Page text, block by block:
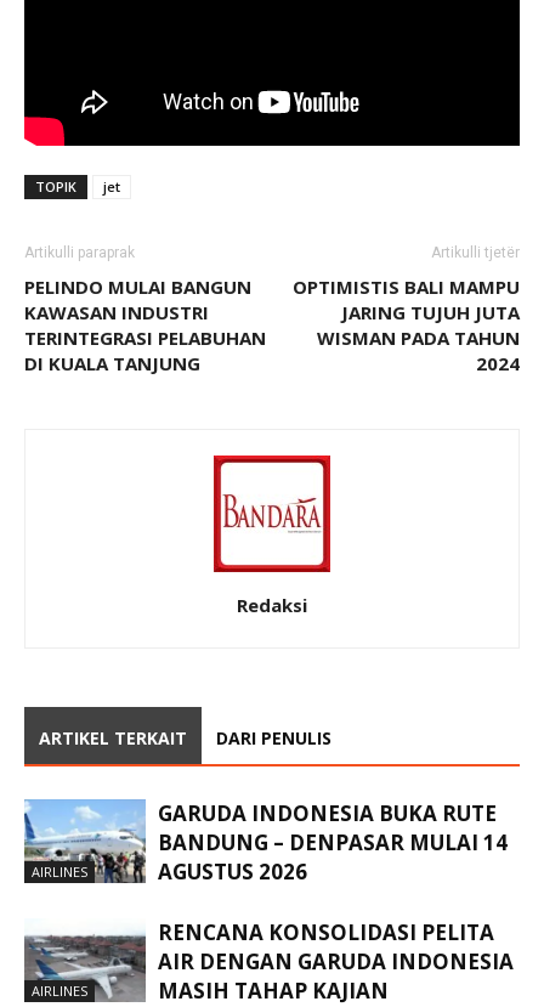
TOPIK jet
Artikulli paraprak
PELINDO MULAI BANGUN
KAWASAN INDUSTRI
TERINTEGRASI PELABUHAN
DI KUALA TANJUNG
Artikulli tjetër
OPTIMISTIS BALI MAMPU
JARING TUJUH JUTA
WISMAN PADA TAHUN
2024
Redaksi
ARTIKEL TERKAIT DARI PENULIS
AIRLINES
GARUDA INDONESIA BUKA RUTE
BANDUNG – DENPASAR MULAI 14
AGUSTUS 2026
AIRLINES
RENCANA KONSOLIDASI PELITA
AIR DENGAN GARUDA INDONESIA
MASIH TAHAP KAJIAN